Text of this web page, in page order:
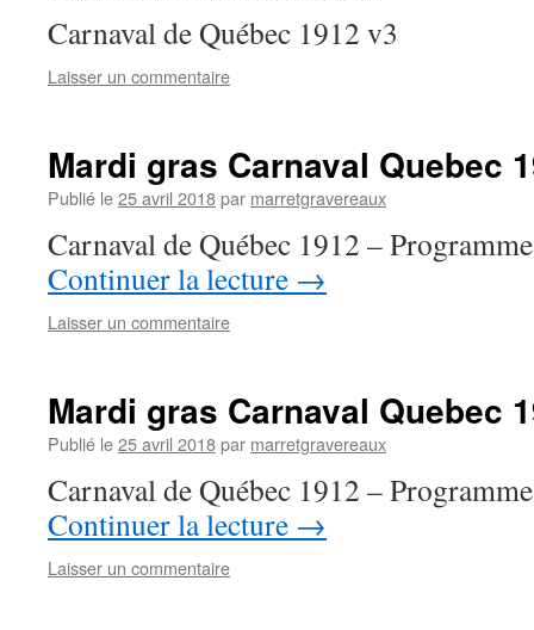
Carnaval de Québec 1912 v3
Laisser un commentaire
Mardi gras Carnaval Quebec
Publié le25 avril 2018par marretgravereaux
Carnaval de Québec 1912 –
Continuer la lecture →
Laisser un commentaire
Mardi gras Carnaval Quebec
Publié le25 avril 2018par marretgravereaux
Carnaval de Québec 1912 –
Continuer la lecture →
Laisser un commentaire